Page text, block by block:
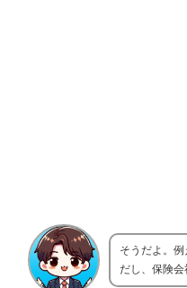
そうだよ。
だし、保険会